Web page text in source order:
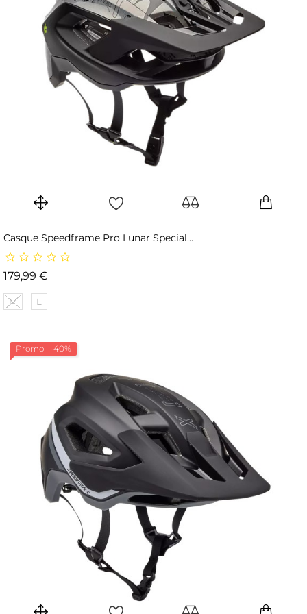
Casque Speedframe Pro Lunar Special...
179,99 €
M L
Promo ! -40%